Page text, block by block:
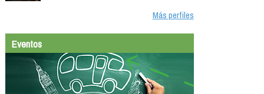
Más perfiles
Eventos